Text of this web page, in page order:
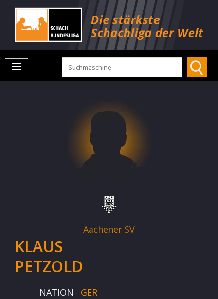
Aachener SV
KLAUS
PETZOLD
NATION
GER